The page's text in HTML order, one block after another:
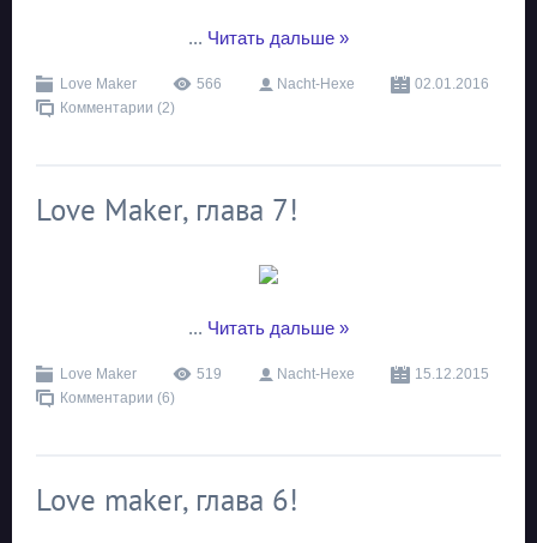
... Читать дальше »
Love Maker 566 Nacht-Hexe
02.01.2016
Комментарии (2)
Love Maker, глава 7!
... Читать дальше »
Love Maker 519 Nacht-Hexe
15.12.2015
Комментарии (6)
Love maker, глава 6!